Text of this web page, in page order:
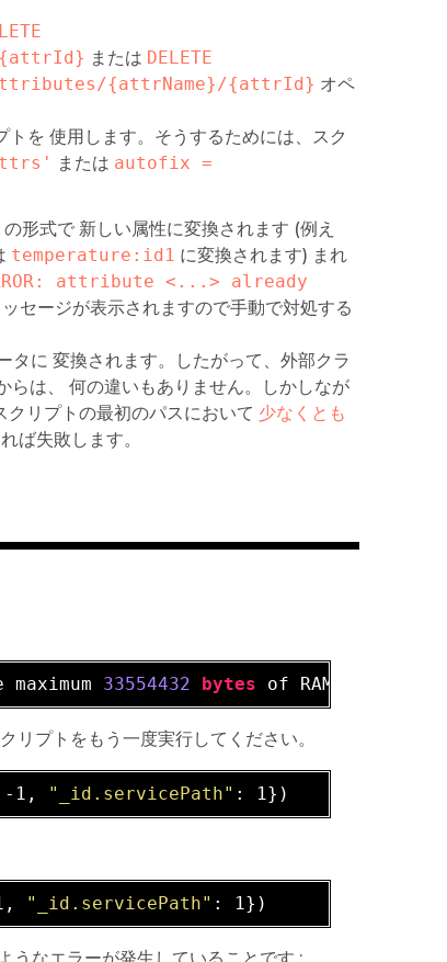
または DELETE
{attrName}/{attrId} オペ
トを 使用します。そうするためには、スク
または autofix =
の形式で 新しい属性に変換されます (例え
temperature:id1 に変換されます) まれ
attribute <...> already
ッセージが表示されますので手動で対処する
に 変換されます。したがって、外部クラ
らは、 何の違いもありません。しかしなが
リプトの最初のパスにおいて 少なくとも
ば失敗します。
maximum 33554432 bytes of RAM. Add
プトをもう一度実行してください。
1, "_id.servicePath"
"_id.servicePath"